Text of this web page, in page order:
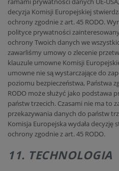
decyzja Komisji Europejskiej
ochrony zgodnie z art. 45 RODO.
polityce prywatności
ochrony Twoich danych we
zawarliśmy umowy o zlecenie
klauzule umowne Komisji
umowne nie są wystarczające do
poziomu bezpieczeństwa, Państwa
RODO może służyć jako podstawa
państw trzecich. Czasami nie ma to
przekazywania danych do państw
Komisja Europejska wydała
ochrony zgodnie z art. 45 RODO.
11. TECHNOLOGIA